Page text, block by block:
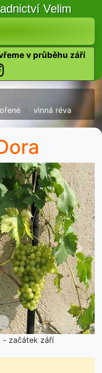
Velim
v průběhu září
vinná réva
není skladem
Další
- začátek září